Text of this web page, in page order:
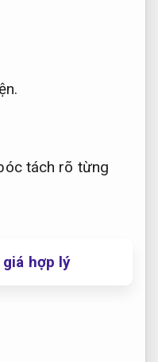
tách rõ từng
giá hợp lý